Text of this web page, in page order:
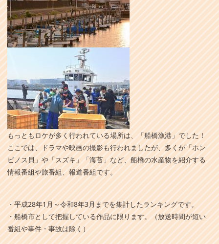
もっともロケが多く行われている場所は、「船橋漁港」でした！
ここでは、ドラマや映画の撮影も行われましたが、多くが「ホン
ビノス貝」や「スズキ」「海苔」など、船橋の水産物を紹介する
情報番組や旅番組、報道番組です。
・平成28年1月～令和8年3月までを集計したランキングです。
・船橋市として把握している作品に限ります。（放送時間が短い
番組や事件・事故は除く）